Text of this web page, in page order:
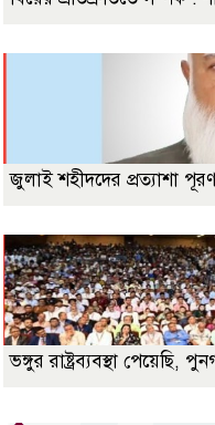
জুলাই শহীদদের প্রত্যাশা
ভঙ্গুর রাষ্ট্রব্যবস্থা পেয়েছি,